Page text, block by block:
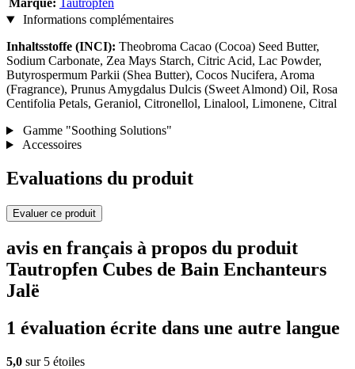
Marque:
Tautropfen
Informations complémentaires
Inhaltsstoffe (INCI): Theobroma Cacao (Cocoa) Seed Butter,
Sodium Carbonate, Zea Mays Starch, Citric Acid, Lac Powder,
Butyrospermum Parkii (Shea Butter), Cocos Nucifera, Aroma
(Fragrance), Prunus Amygdalus Dulcis (Sweet Almond) Oil, Rosa
Centifolia Petals, Geraniol, Citronellol, Linalool, Limonene, Citral
Gamme "Soothing Solutions"
Accessoires
Evaluations du produit
Evaluer ce produit
avis en français à propos du produit
Tautropfen Cubes de Bain Enchanteurs
Jalë
1 évaluation écrite dans une autre langue
5,0 sur 5 étoiles